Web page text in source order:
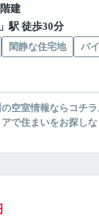
建
駅 徒歩30分
閑静な住宅地
バ
空室情報ならコチ
で住まいをお探し